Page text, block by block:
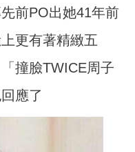
前PO出她41年前
更有著精緻五
撞臉TWICE周子
應了